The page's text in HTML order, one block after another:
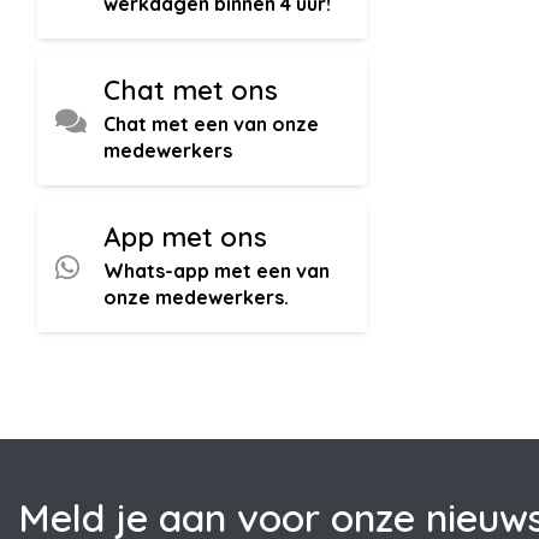
Chat met ons
Chat met een van onze
medewerkers
App met ons
Whats-app met een van
onze medewerkers.
Meld je aan voor onze